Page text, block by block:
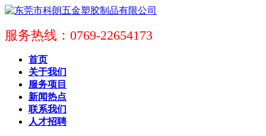
服务热线：0769-22654173
首页
关于我们
服务项目
新闻热点
联系我们
人才招聘